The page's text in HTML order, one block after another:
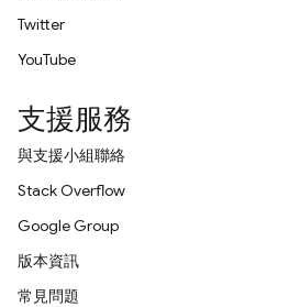
Twitter
YouTube
支援服務
與支援小組聯絡
Stack Overflow
Google Group
版本資訊
常見問題